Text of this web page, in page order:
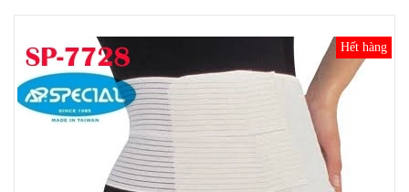
Hết hàng